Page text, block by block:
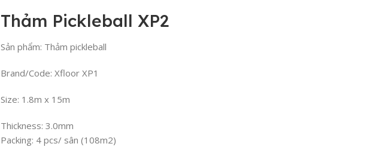
Thảm Pickleball XP2
Sản phẩm: Thảm pickleball
Brand/Code: Xfloor XP1
Size: 1.8m x 15m
Thickness: 3.0mm
Packing: 4 pcs/ sân (108m2)